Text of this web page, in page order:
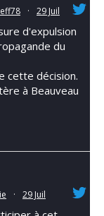
· 29 Juil
d'expulsion
du
cette décision.
à Beauveau
· 29 Juil